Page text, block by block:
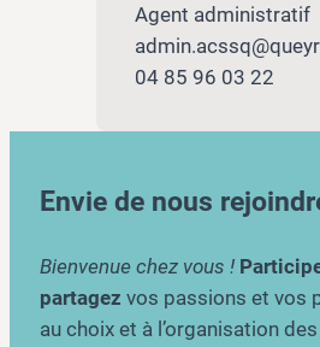
Agent administratif
04 85 96 03 22
Envie de nous
Bienvenue chez vous !
partagez vos passions et vos
au choix et à l’organisation